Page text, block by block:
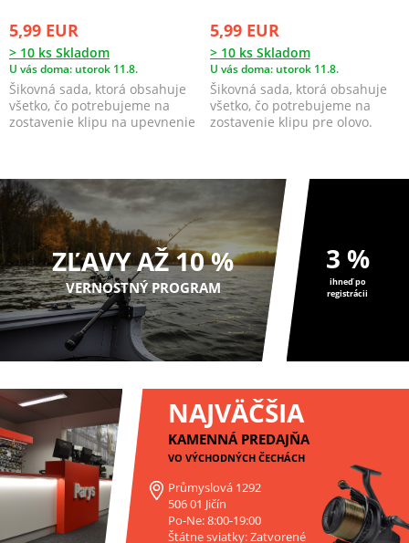
5,99 EUR
> 10 ks Skladom
U vás doma: utorok 11.8.
Šikovná sada, ktorá obsahuje
všetko, čo potrebujeme na
zostavenie klipu na upevnenie
5,99 EUR
> 10 ks Skladom
U vás doma: utorok 11.8.
Šikovná sada, ktorá obsahuje
všetko, čo potrebujeme na
zostavenie klipu pre olovo.
ZĽAVY AŽ 10 %
VERNOSTNÝ PROGRAM
3 %
ihneď po
registrácii
NAJVÄČŠIA
KAMENNÁ PREDAJŇA
VO VÝCHODNÝCH ČECHÁCH
Průmyslová 1292
506 01 Jičín
Po-Ne: 8:00-19:00
Štátne sviatky: Zatvorené